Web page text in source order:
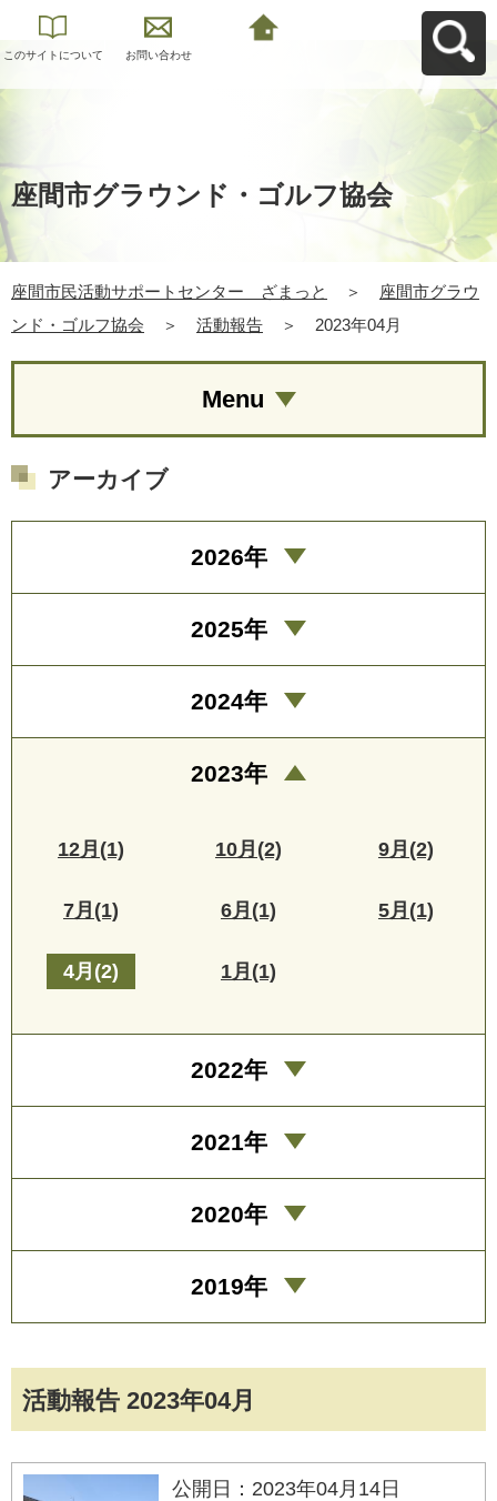
このサイトについて お問い合わせ
座間市グラウンド・ゴルフ協会
座間市民活動サポートセンター ざまっと ＞
座間市グラウ
ンド・ゴルフ協会
＞ 活動報告 ＞ 2023年04月
活動報告 2023年04月
公開日：2023年04月14日
Menu
アーカイブ
2026年
2025年
2024年
2023年
12月(1) 10月(2) 9月(2)
7月(1) 6月(1) 5月(1)
4月(2) 1月(1)
2022年
2021年
2020年
2019年